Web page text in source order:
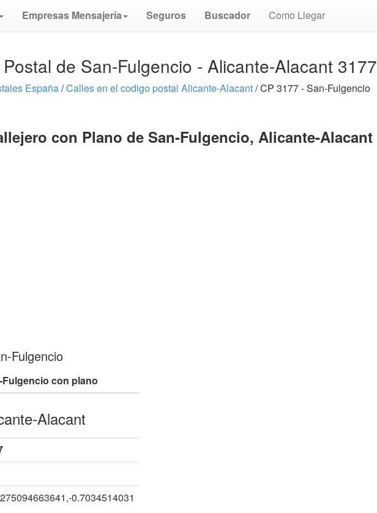
Empresas Mensajería Seguros Buscador Como Llegar
de San-Fulgencio - Alicante-Alacant 3177
España/Calles en el codigo postal Alicante-Alacant/ CP 3177 - San-Fulgencio
con Plano de San-Fulgencio, Alicante-Alacant
Fulgencio
Fulgencio con plano
Alacant
0.7034514031